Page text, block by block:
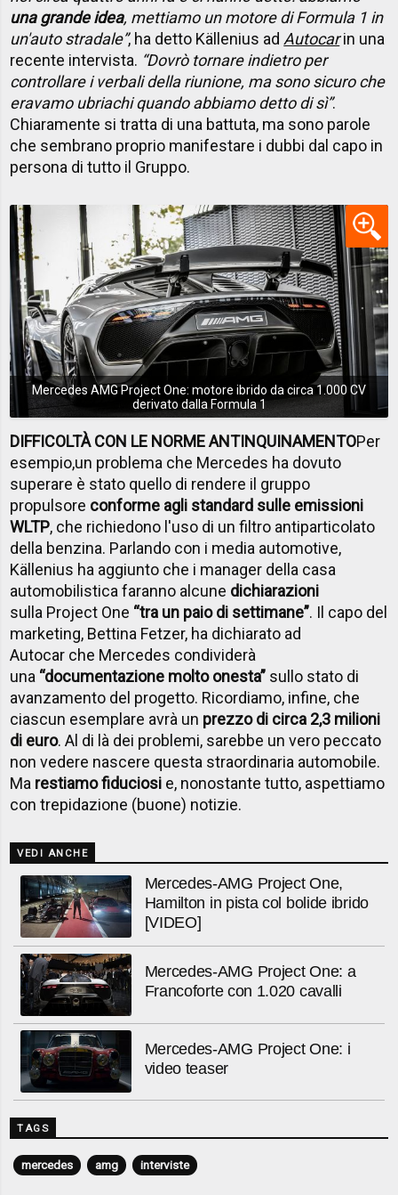
una grande idea, mettiamo un motore di Formula 1 in
un'auto stradale”, ha detto Källenius ad Autocarin una
recente intervista. “Dovrò tornare indietro per
controllare i verbali della riunione, ma sono sicuro che
eravamo ubriachi quando abbiamo detto di sì”.
Chiaramente si tratta di una battuta, ma sono parole
che sembrano proprio manifestare i dubbi dal capo in
persona di tutto il Gruppo.
Mercedes AMG Project One: motore ibrido da circa 1.000 CV
derivato dalla Formula 1
DIFFICOLTÀ CON LE NORME ANTINQUINAMENTOPer
esempio,un problema che Mercedes ha dovuto
superare è stato quello di rendere il gruppo
propulsore conforme agli standard sulle emissioni
WLTP, che richiedono l'uso di un filtro antiparticolato
della benzina. Parlando con i media automotive,
Källenius ha aggiunto che i manager della casa
automobilistica faranno alcune dichiarazioni
sulla Project One “tra un paio di settimane”. Il capo del
marketing, Bettina Fetzer, ha dichiarato ad
Autocar che Mercedes condividerà
una “documentazione molto onesta” sullo stato di
avanzamento del progetto. Ricordiamo, infine, che
ciascun esemplare avrà un prezzo di circa 2,3 milioni
di euro. Al di là dei problemi, sarebbe un vero peccato
non vedere nascere questa straordinaria automobile.
Ma restiamo fiduciosi e, nonostante tutto, aspettiamo
con trepidazione (buone) notizie.
VEDI ANCHE
Mercedes-AMG Project One,
Hamilton in pista col bolide ibrido
[VIDEO]
Mercedes-AMG Project One: a
Francoforte con 1.020 cavalli
Mercedes-AMG Project One: i
video teaser
TAGS
mercedes amg interviste